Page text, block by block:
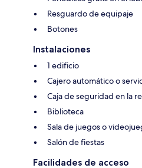
Resguardo de equipaje
Botones
Instalaciones
1 edificio
Cajero automático o
Caja de seguridad en la
Biblioteca
Sala de juegos o
Salón de fiestas
Facilidades de acceso